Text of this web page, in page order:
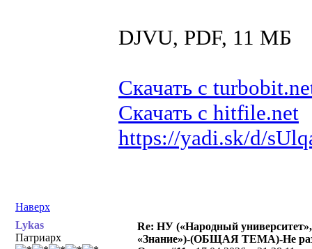
DJVU, PDF, 11 МБ
Скачать с
Скачать с hitfile.net
https://yadi.sk/d/
Наверх
Lykas
Патриарх
Re: НУ («Народный университет»,
«Знание»)-(ОБЩАЯ ТЕМА)-Не